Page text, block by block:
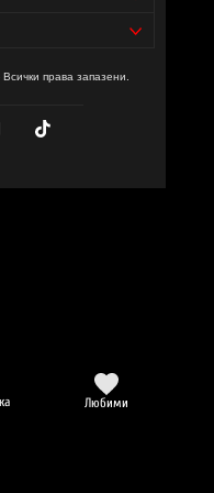
права запазени.
Любими